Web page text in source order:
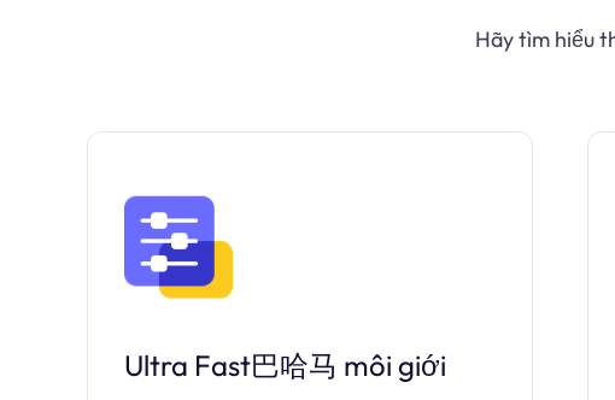
Hãy tìm hiểu
Ultra Fast巴哈马 môi giới